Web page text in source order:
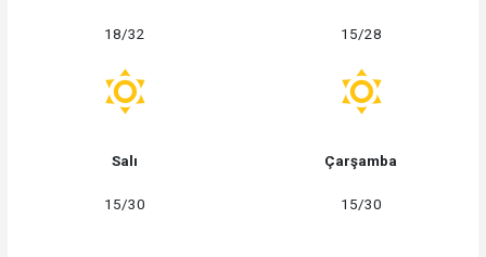
18/32 15/28
Salı
15/30
Çarşamba
15/30